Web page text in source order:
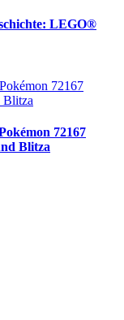
LEGO®
72167
Blitza